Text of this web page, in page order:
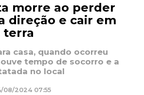
morre ao perder
direção e cair em
terra
casa, quando ocorreu
tempo de socorro e a
no local
08/2024 07:55